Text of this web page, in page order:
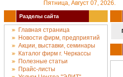
Пятница, Август 07, 2026.
Разделы сайта
Главная страница
Новости фирм, предприятий
Акции, выставки, семинары
Каталог фирм г. Черкассы
Полезные статьи
Прайс-листы